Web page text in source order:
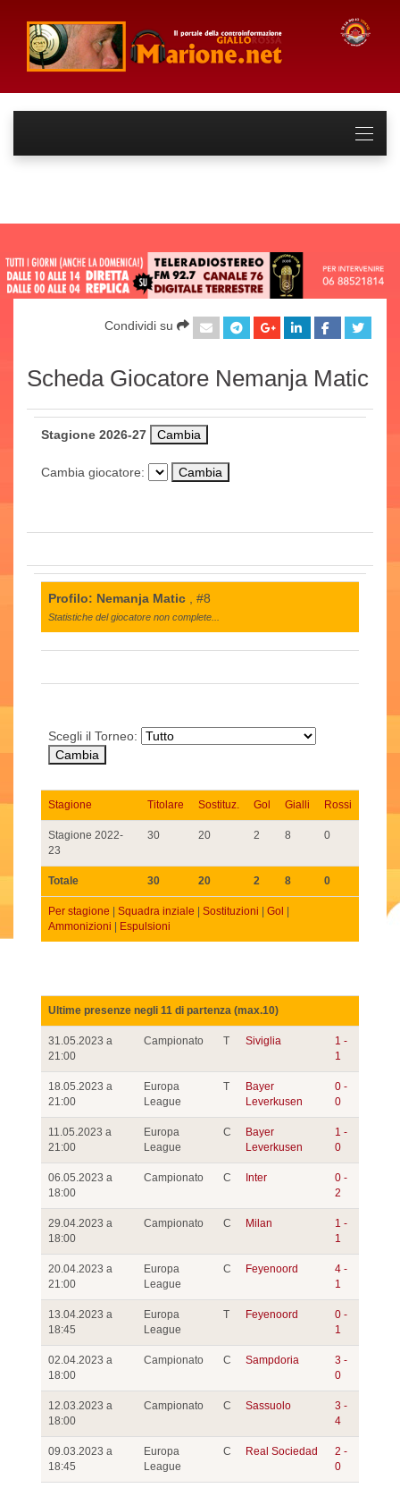
Condividi su
Scheda Giocatore Nemanja Matic
Stagione 2026-27
Cambia giocatore:
Profilo: Nemanja Matic , #8
Statistiche del giocatore non complete...
Scegli il Torneo:
Stagione Titolare Sostituz. Gol Gialli Rossi
Stagione 2022-
23
30 20 2 8 0
Totale 30 20 2 8 0
Per stagione Squadra inziale Sostituzioni Gol
Ammonizioni
Espulsioni
Ultime presenze negli 11 di partenza (max.10)
31.05.2023 a
21:00
Campionato T Siviglia
1 -
1
18.05.2023 a
21:00
Europa
League
T
Bayer
Leverkusen
0 -
0
11.05.2023 a
21:00
Europa
League
C
Bayer
Leverkusen
1 -
0
06.05.2023 a
18:00
Campionato C Inter
0 -
2
29.04.2023 a
18:00
Campionato C Milan
1 -
1
20.04.2023 a
21:00
Europa
League
C Feyenoord
4 -
1
13.04.2023 a
18:45
Europa
League
T Feyenoord
0 -
1
02.04.2023 a
18:00
Campionato C Sampdoria
3 -
0
12.03.2023 a
18:00
Campionato C Sassuolo
3 -
4
09.03.2023 a
18:45
Europa
League
C Real Sociedad
2 -
0